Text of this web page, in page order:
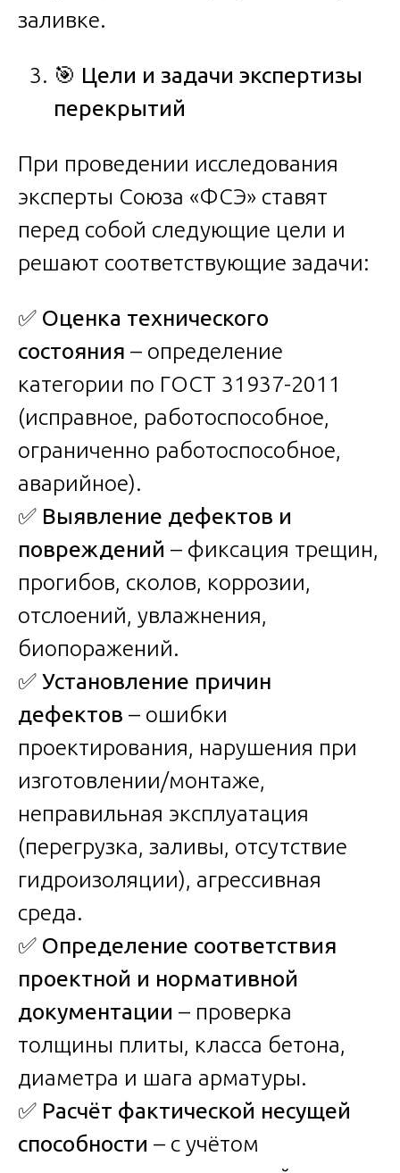
заливке.
🎯 Цели и задачи экспертизы
перекрытий
При проведении исследования
эксперты Союза «ФСЭ» ставят
перед собой следующие цели и
решают соответствующие задачи:
✅ Оценка технического
состояния – определение
категории по ГОСТ 31937-2011
(исправное, работоспособное,
ограниченно работоспособное,
аварийное).
✅ Выявление дефектов и
повреждений – фиксация трещин,
прогибов, сколов, коррозии,
отслоений, увлажнения,
биопоражений.
✅ Установление причин
дефектов – ошибки
проектирования, нарушения при
изготовлении/монтаже,
неправильная эксплуатация
(перегрузка, заливы, отсутствие
гидроизоляции), агрессивная
среда.
✅ Определение соответствия
проектной и нормативной
документации – проверка
толщины плиты, класса бетона,
диаметра и шага арматуры.
✅ Расчёт фактической несущей
способности – с учётом